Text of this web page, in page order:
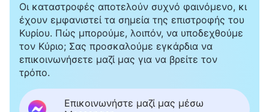
Οι καταστροφές αποτελούν συχνό φαινόμενο, κι
έχουν εμφανιστεί τα σημεία της επιστροφής του
Κυρίου. Πώς μπορούμε, λοιπόν, να υποδεχθούμε
τον Κύριο; Σας προσκαλούμε εγκάρδια να
επικοινωνήσετε μαζί μας για να βρείτε τον
τρόπο.
Επικοινωνήστε μαζί μας μέσω